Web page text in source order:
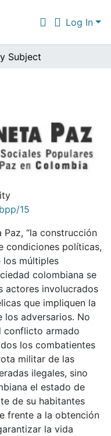
Log In
Subject
15
“la construcción
condiciones políticas,
los múltiples
colombiana se
actores involucrados
que impliquen la
los adversarios. No
conflicto armado
los combatientes
militar de las
ilegales, sino
el estado de
de su habitantes
frente a la obtención
la vida